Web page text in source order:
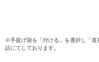
みそ漬け
※手提げ袋を「付ける」を選択し「直
話にてしております。